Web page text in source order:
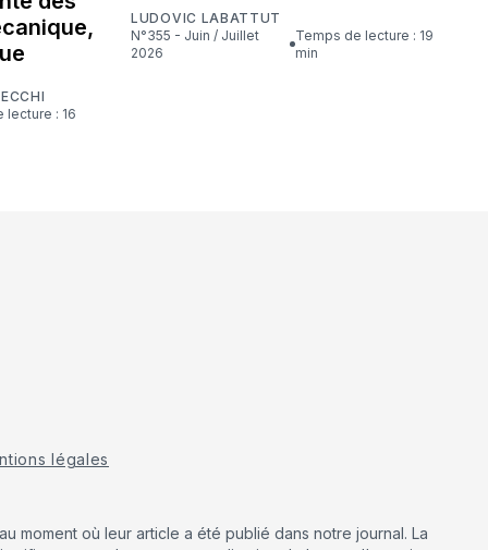
LUDOVIC LABATTUT
N°355 - Juin / Juillet
2026
Temps de lecture : 19
min
légales
moment où leur article a été publié dans notre journal. La